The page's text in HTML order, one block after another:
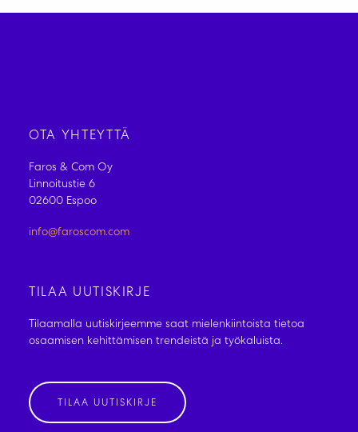
OTA YHTEYTTÄ
Faros & Com Oy
Linnoitustie 6
02600 Espoo
info@faroscom.com
TILAA UUTISKIRJE
Tilaamalla uutiskirjeemme saat mielenkiintoista tietoa
osaamisen kehittämisen trendeistä ja työkaluista.
TILAA UUTISKIRJE